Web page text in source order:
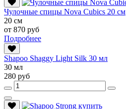
Чулочные спицы Nova Cubics 20 см
20 см
от 870 руб
Подробнее
Shapoo Shaggy Light Silk 30 мл
30 мл
280 руб